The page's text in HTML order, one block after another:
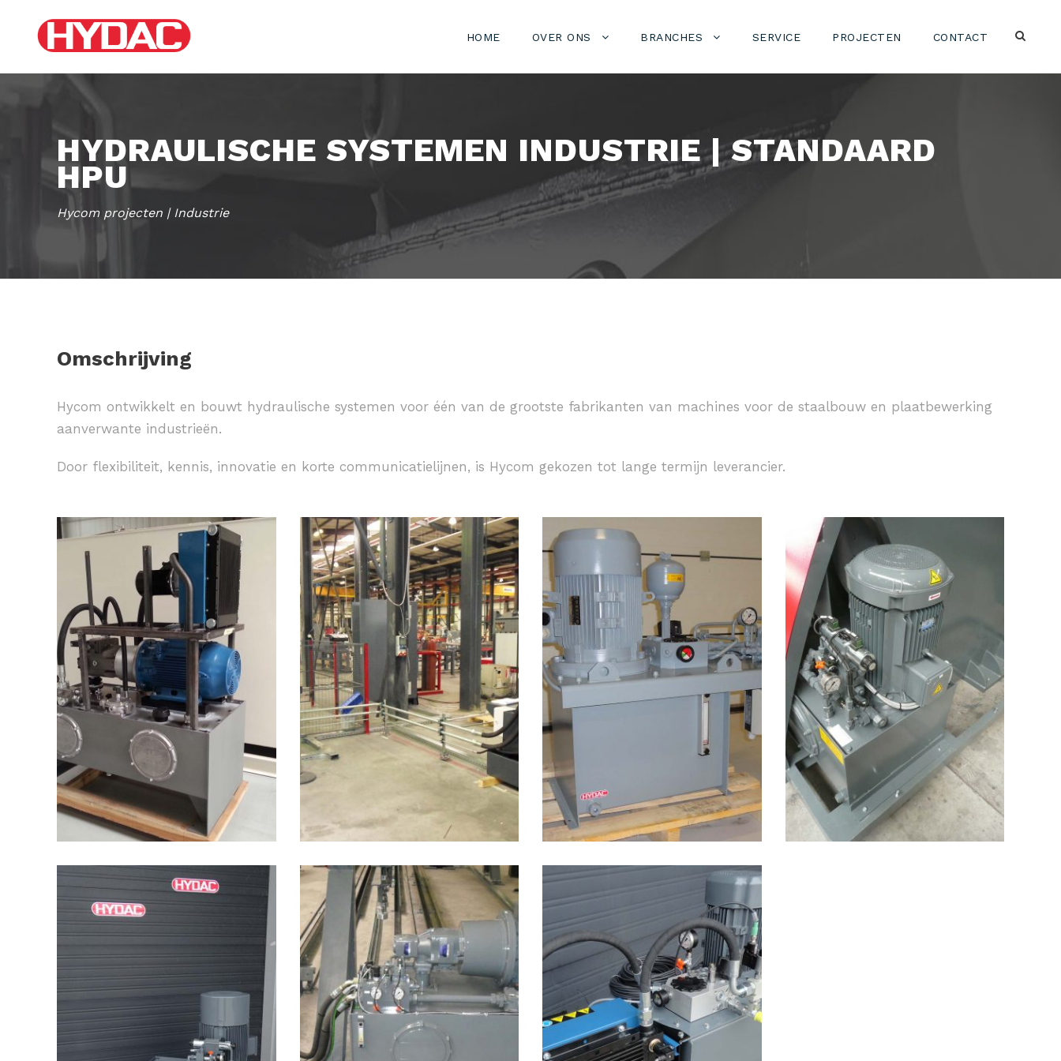
HOME OVER ONS BRANCHES SERVICE PROJECTEN CONTACT
HYDRAULISCHE SYSTEMEN INDUSTRIE | STANDAARD
HPU
Hycom projecten | Industrie
Omschrijving
Hycom ontwikkelt en bouwt hydraulische systemen voor één van de grootste fabrikanten van machines voor de staalbouw en plaatbewerking
aanverwante industrieën.
Door flexibiliteit, kennis, innovatie en korte communicatielijnen, is Hycom gekozen tot lange termijn leverancier.